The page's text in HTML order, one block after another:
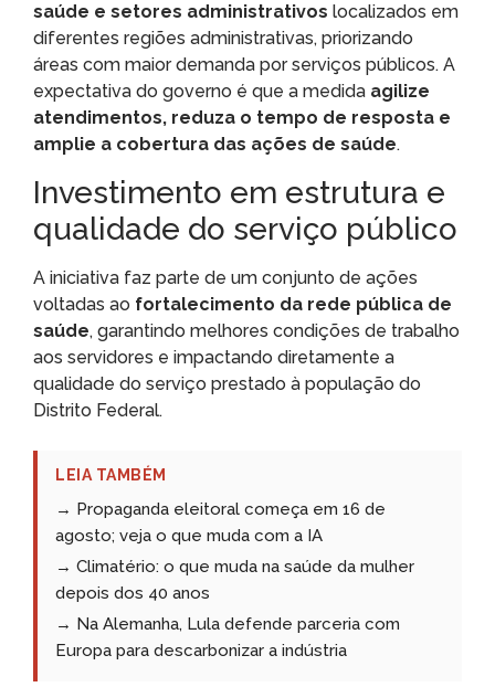
saúde e setores administrativos localizados em
diferentes regiões administrativas, priorizando
áreas com maior demanda por serviços públicos. A
expectativa do governo é que a medida agilize
atendimentos, reduza o tempo de resposta e
amplie a cobertura das ações de saúde.
Investimento em estrutura e
qualidade do serviço público
A iniciativa faz parte de um conjunto de ações
voltadas ao fortalecimento da rede pública de
saúde, garantindo melhores condições de trabalho
aos servidores e impactando diretamente a
qualidade do serviço prestado à população do
Distrito Federal.
LEIA TAMBÉM
→ Propaganda eleitoral começa em 16 de
agosto; veja o que muda com a IA
→ Climatério: o que muda na saúde da mulher
depois dos 40 anos
→ Na Alemanha, Lula defende parceria com
Europa para descarbonizar a indústria